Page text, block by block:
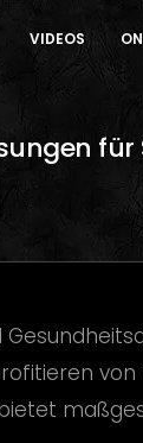
VIDEOS
für